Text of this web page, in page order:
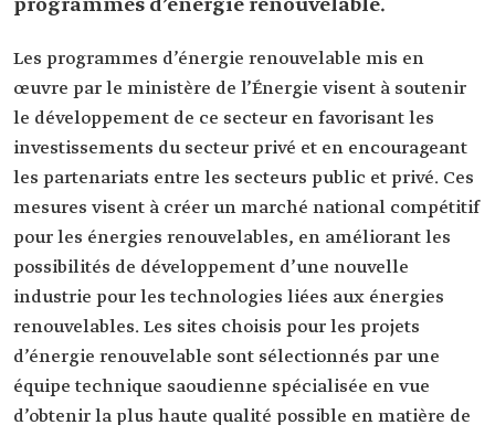
programmes d’énergie renouvelable.
Les programmes d’énergie renouvelable mis en
œuvre par le ministère de l’Énergie visent à soutenir
le développement de ce secteur en favorisant les
investissements du secteur privé et en encourageant
les partenariats entre les secteurs public et privé. Ces
mesures visent à créer un marché national compétitif
pour les énergies renouvelables, en améliorant les
possibilités de développement d’une nouvelle
industrie pour les technologies liées aux énergies
renouvelables. Les sites choisis pour les projets
d’énergie renouvelable sont sélectionnés par une
équipe technique saoudienne spécialisée en vue
d’obtenir la plus haute qualité possible en matière de